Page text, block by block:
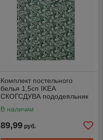
Комплект постельного
белья 1,5сп IKEA
СКОГСДУВА пододеяльник
бело-зелёный
В наличии
89,99 руб.